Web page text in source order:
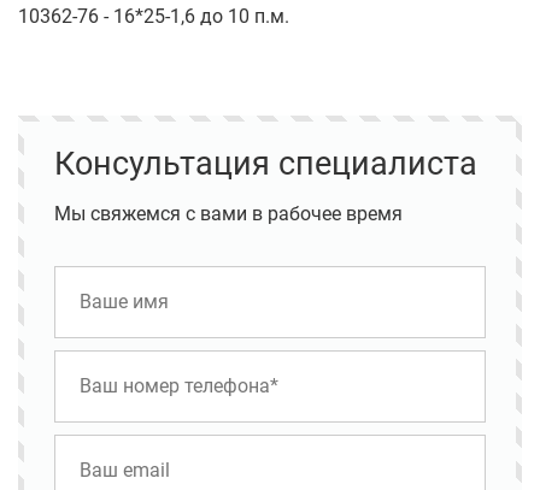
10362-76 - 16*25-1,6 до 10 п.м.
Консультация специалиста
Мы свяжемся с вами в рабочее время